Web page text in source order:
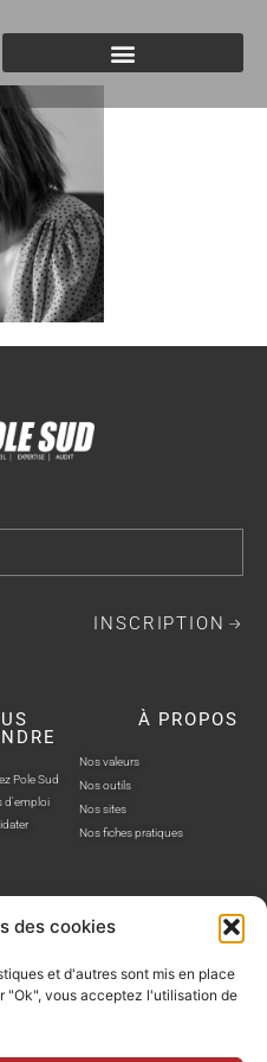
des cookies
et d'autres sont mis en place
"Ok", vous acceptez l'utilisation de
INSCRIPTION
Pole Sud
d'emploi
À PROPOS
Nos valeurs
Nos outils
Nos sites
Nos fiches pratiques
© SITE WEB RÉALISÉ PAR AUSTRA
légalesGestion cookies